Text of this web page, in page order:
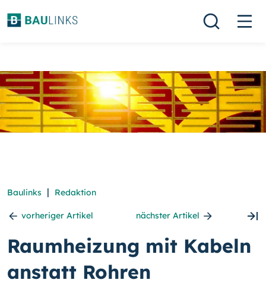
Baulinks | Redaktion
vorheriger Artikel nächster Artikel
Raumheizung mit Kabeln
anstatt Rohren